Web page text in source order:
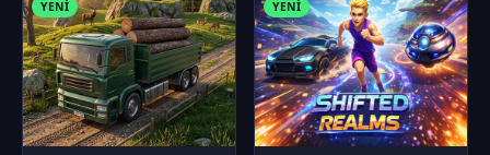
YENI YENI